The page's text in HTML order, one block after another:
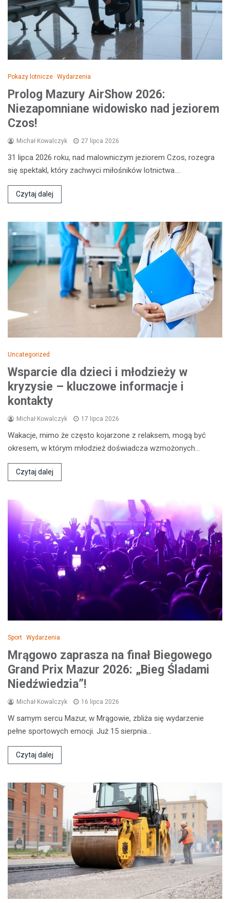
Pokazy lotnicze Wydarzenia
Prolog Mazury AirShow 2026:
Niezapomniane widowisko nad jeziorem
Czos!
Michał Kowalczyk 27 lipca 2026
31 lipca 2026 roku, nad malowniczym jeziorem Czos, rozegra
się spektakl, który zachwyci miłośników lotnictwa.…
Czytaj dalej
Uncategorized
Wsparcie dla dzieci i młodzieży w
kryzysie – kluczowe informacje i
kontakty
Michał Kowalczyk 17 lipca 2026
Wakacje, mimo że często kojarzone z relaksem, mogą być
okresem, w którym młodzież doświadcza wzmożonych…
Czytaj dalej
Sport Wydarzenia
Mrągowo zaprasza na finał Biegowego
Grand Prix Mazur 2026: „Bieg Śladami
Niedźwiedzia”!
Michał Kowalczyk 16 lipca 2026
W samym sercu Mazur, w Mrągowie, zbliża się wydarzenie
pełne sportowych emocji. Już 15 sierpnia…
Czytaj dalej